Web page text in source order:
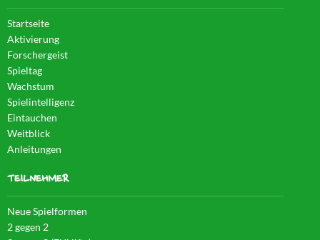
Startseite
Aktivierung
Forschergeist
Spieltag
Wachstum
Spielintelligenz
Eintauchen
Weitblick
Anleitungen
TEILNEHMER
Neue Spielformen
2 gegen 2